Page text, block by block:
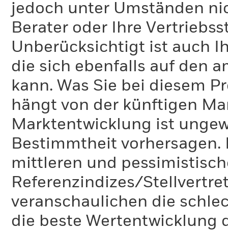
jedoch unter Umständen
Berater oder Ihre
Unberücksichtigt ist auch
die sich ebenfalls auf den
kann. Was Sie bei diesem
hängt von der künftigen
Marktentwicklung ist
Bestimmtheit
mittleren und
Referenzindizes/
veranschaulichen die
die beste Wertentwicklung